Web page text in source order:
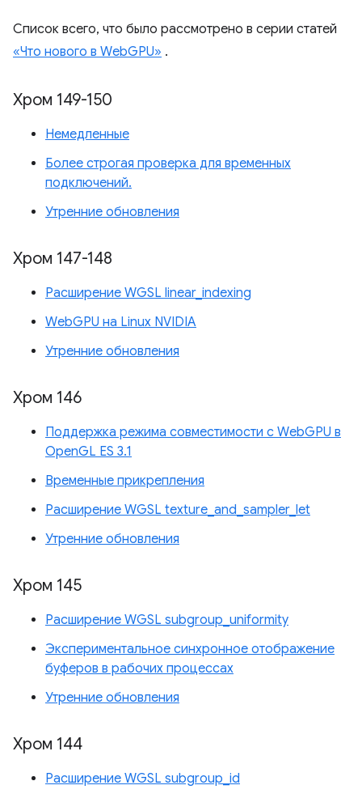
Список всего, что было рассмотрено в серии статей
«Что нового в WebGPU» .
Хром 149-150
Немедленные
Более строгая проверка для временных
подключений.
Утренние обновления
Хром 147-148
Расширение WGSL linear_indexing
WebGPU на Linux NVIDIA
Утренние обновления
Хром 146
Поддержка режима совместимости с WebGPU в
OpenGL ES 3.1
Временные прикрепления
Расширение WGSL texture_and_sampler_let
Утренние обновления
Хром 145
Расширение WGSL subgroup_uniformity
Экспериментальное синхронное отображение
буферов в рабочих процессах
Утренние обновления
Хром 144
Расширение WGSL subgroup_id